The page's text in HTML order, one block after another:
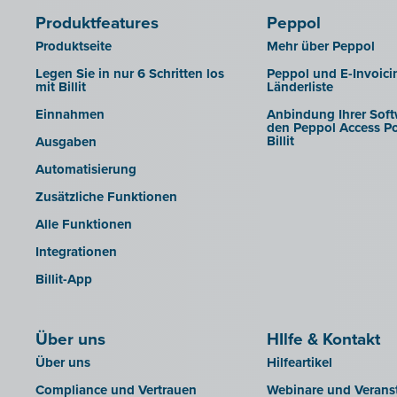
Illicosoft (Attilisima)
Octopus
Sobec
Produktfeatures
Produktseite
Legen Sie in nur 6 Schritten los
mit Billit
Einnahmen
Ausgaben
Automatisierung
Zusätzliche Funktionen
Alle Funktionen
Integrationen
Billit-App
Peppol
Mehr über Peppol
Peppol und E-
Länderliste
Anbindung Ihrer
den Peppol Access
Billit
Über uns
Über uns
Compliance und Vertrauen
HIlfe & Kontakt
Hilfeartikel
Webinare und